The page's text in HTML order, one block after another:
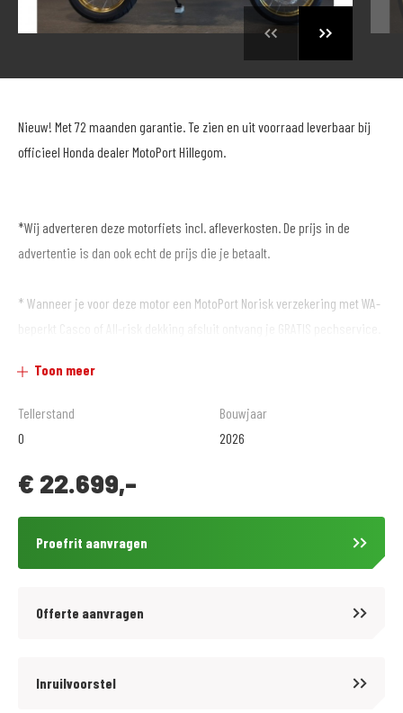
Nieuw! Met 72 maanden garantie. Te zien en uit voorraad leverbaar bij
officieel Honda dealer MotoPort Hillegom.
*Wij adverteren deze motorfiets incl. afleverkosten. De prijs in de
advertentie is dan ook echt de prijs die je betaalt.
* Wanneer je voor deze motor een MotoPort Norisk verzekering met WA-
beperkt Casco of All-risk dekking afsluit ontvang je GRATIS pechservice.
Dit en alles wat je nodig hebt voor het motor/scooter rijden vind je bij
Verder onderhouden wij ook motorfietsen van de merken: BMW,
door daarvoor gekwalificeerd personeel dat jaarlijks bijscholing krijgt
reparaties en al het onderhoud geven wij standaard Bovag garantie.
of volg ons op Facebook: www.facebook.com/motoporthillegom
Toon meer
Tellerstand
0
Bouwjaar
2026
€ 22.699,-
Proefrit aanvragen
Offerte aanvragen
Inruilvoorstel